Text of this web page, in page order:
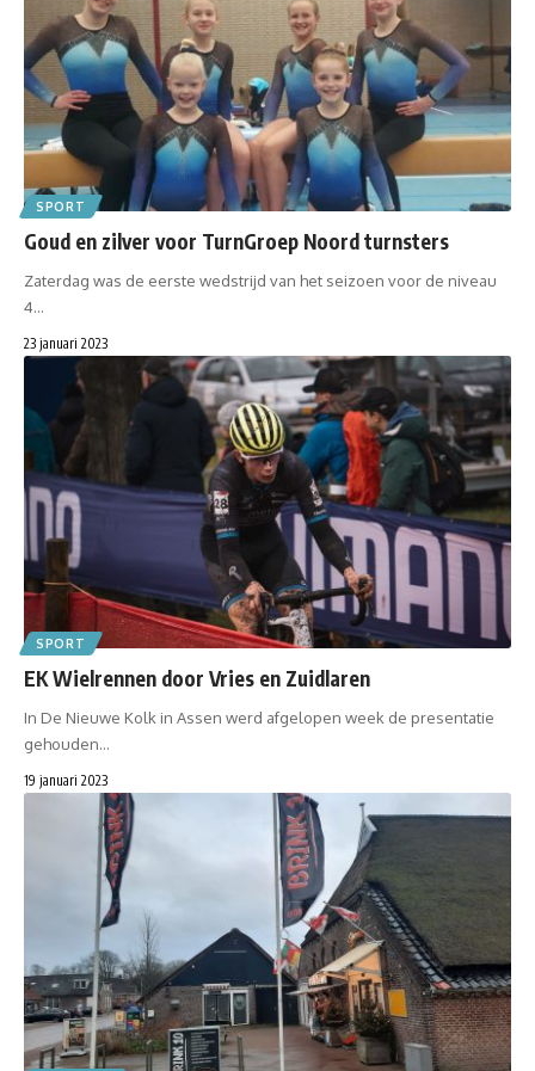
SPORT
Goud en zilver voor TurnGroep Noord turnsters
Zaterdag was de eerste wedstrijd van het seizoen voor de niveau
4…
23 januari 2023
SPORT
EK Wielrennen door Vries en Zuidlaren
In De Nieuwe Kolk in Assen werd afgelopen week de presentatie
gehouden…
19 januari 2023